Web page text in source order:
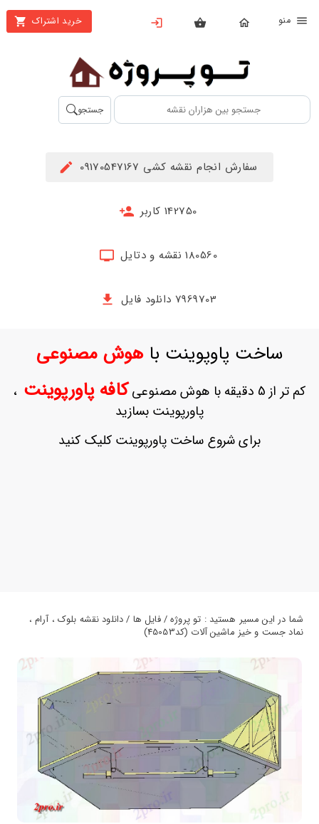
خرید اشتراک
بستن
محصولات
تهیه
اشتراک
حساب
ثبت
بازیابی
جستجو
سفارش انجام نقشه کشی 09170547167
142750 کاربر
180560 نقشه و دتایل
7969703 دانلود فایل
ساخت پاوپوینت باهوش مصنوعی
کم تر از 5 دقیقه با هوش مصنوعی کافه پاورپوینت ،
پاورپوینت بسازید
برای شروع ساخت پاورپوینت کلیک کنید
شما در این مسیر هستید : تو پروژه / فایل ها / دانلود نقشه بلوک ، آرام ،
نماد جست و خیز ماشین آلات (کد45053)